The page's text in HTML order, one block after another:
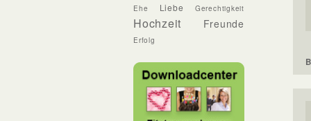
Ehe Liebe Gerechtigkeit
Hochzeit Freunde
Erfolg